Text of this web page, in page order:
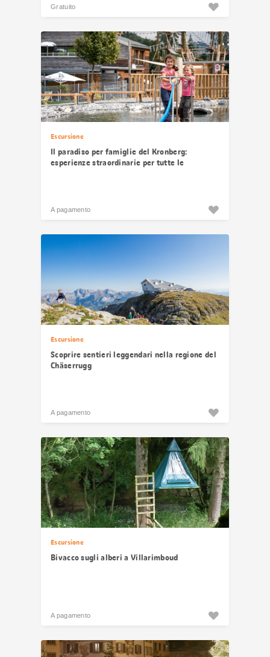
Gratuito
Escursione
Il paradiso per famiglie del Kronberg:
esperienze straordinarie per tutte le
A pagamento
Escursione
Scoprire sentieri leggendari nella regione del
Chäserrugg
A pagamento
Escursione
Bivacco sugli alberi a Villarimboud
A pagamento